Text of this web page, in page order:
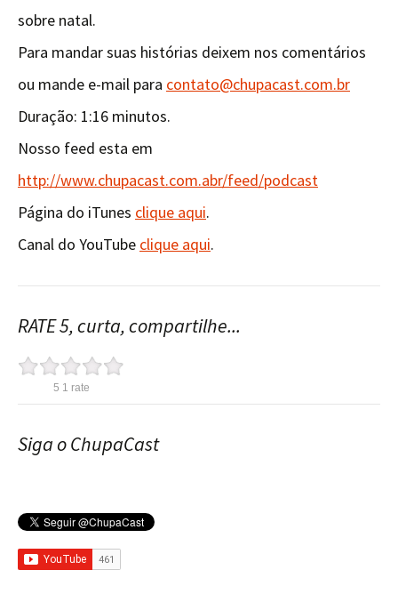
sobre natal.
Para mandar suas histórias deixem nos comentários
ou mande e-mail para contato@chupacast.com.br
Duração: 1:16 minutos.
Nosso feed esta em
http://www.chupacast.com.abr/feed/podcast
Página do iTunes clique aqui.
Canal do YouTube clique aqui.
RATE 5, curta, compartilhe...
5 1 rate
Siga o ChupaCast